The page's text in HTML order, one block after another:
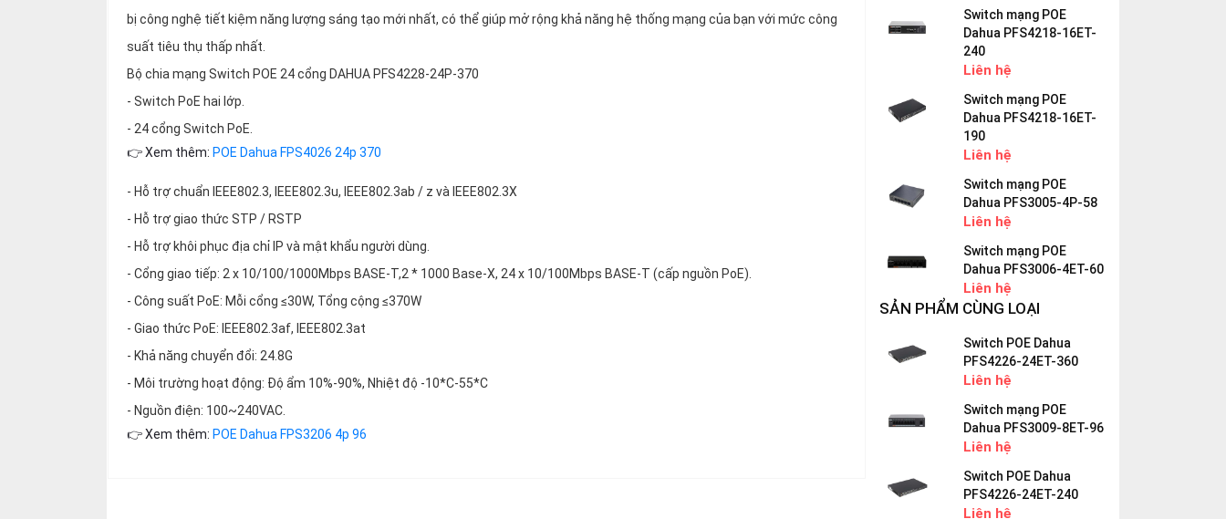
bị công nghệ tiết kiệm năng lượng sáng tạo mới nhất, có thể giúp mở rộng khả năng hệ thống mạng của bạn với mức công
suất tiêu thụ thấp nhất.
Bộ chia mạng Switch POE 24 cổng DAHUA PFS4228-24P-370
- Switch PoE hai lớp.
- 24 cổng Switch PoE.
👉 Xem thêm: POE Dahua FPS4026 24p 370
- Hỗ trợ chuẩn IEEE802.3, IEEE802.3u, IEEE802.3ab / z và IEEE802.3X
- Hỗ trợ giao thức STP / RSTP
- Hỗ trợ khôi phục địa chỉ IP và mật khẩu người dùng.
- Cổng giao tiếp: 2 x 10/100/1000Mbps BASE-T,2 * 1000 Base-X, 24 x 10/100Mbps BASE-T (cấp nguồn PoE).
- Công suất PoE: Mỗi cổng ≤30W, Tổng cộng ≤370W
- Giao thức PoE: IEEE802.3af, IEEE802.3at
- Khả năng chuyển đổi: 24.8G
- Môi trường hoạt động: Độ ẩm 10%-90%, Nhiệt độ -10*C-55*C
- Nguồn điện: 100~240VAC.
👉 Xem thêm: POE Dahua FPS3206 4p 96
Switch mạng POE
Dahua PFS4218-16ET-
240
Liên hệ
Switch mạng POE
Dahua PFS4218-16ET-
190
Liên hệ
Switch mạng POE
Dahua PFS3005-4P-58
Liên hệ
Switch mạng POE
Dahua PFS3006-4ET-60
Liên hệ
SẢN PHẨM CÙNG LOẠI
Switch POE Dahua
PFS4226-24ET-360
Liên hệ
Switch mạng POE
Dahua PFS3009-8ET-96
Liên hệ
Switch POE Dahua
PFS4226-24ET-240
Liên hệ